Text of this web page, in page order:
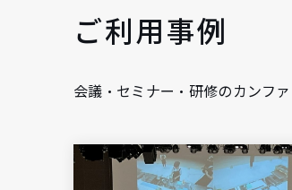
ご利用事例
会議・セミナー・研修のカンフ